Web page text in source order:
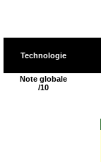
Technologie
Note globale
/10